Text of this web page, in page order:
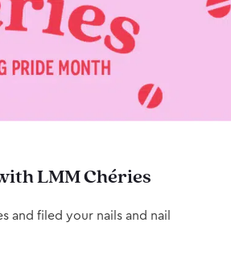
LMM Chéries
and filed your nails and nail